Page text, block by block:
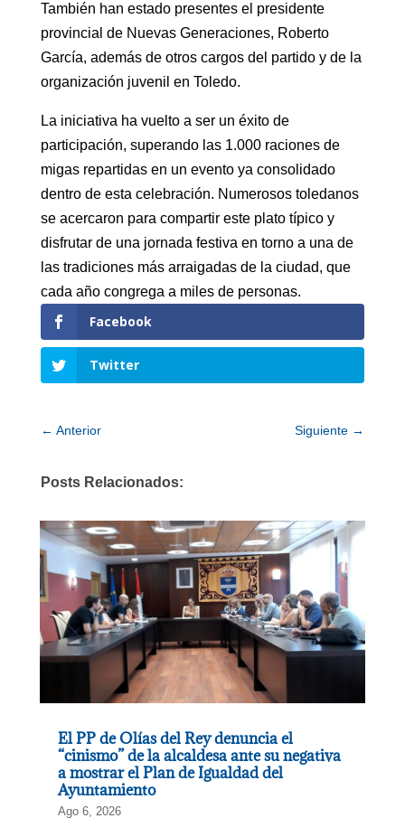
También han estado presentes el presidente
provincial de Nuevas Generaciones, Roberto
García, además de otros cargos del partido y de la
organización juvenil en Toledo.
La iniciativa ha vuelto a ser un éxito de
participación, superando las 1.000 raciones de
migas repartidas en un evento ya consolidado
dentro de esta celebración. Numerosos toledanos
se acercaron para compartir este plato típico y
disfrutar de una jornada festiva en torno a una de
las tradiciones más arraigadas de la ciudad, que
cada año congrega a miles de personas.
Facebook
Twitter
← Anterior Siguiente →
Posts Relacionados:
El PP de Olías del Rey denuncia el
“cinismo” de la alcaldesa ante su negativa
a mostrar el Plan de Igualdad del
Ayuntamiento
Ago 6, 2026